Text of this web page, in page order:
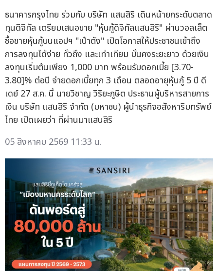
ธนาคารกรุงไทย ร่วมกับ บริษัท แสนสิริ เดินหน้ายกระดับตลาด
ทุนดิจิทัล เตรียมเสนอขาย "หุ้นกู้ดิจิทัลแสนสิริ" ผ่านวอลเล็ต
ซื้อขายหุ้นกู้บนแอปฯ "เป๋าตัง" เปิดโอกาสให้ประชาชนเข้าถึง
การลงทุนได้ง่าย ทั่วถึง และเท่าเทียม มั่นคงระยะยาว ด้วยเงิน
ลงทุนเริ่มต้นเพียง 1,000 บาท พร้อมรับดอกเบี้ย [3.70-
3.80]% ต่อปี จ่ายดอกเบี้ยทุก 3 เดือน ตลอดอายุหุ้นกู้ 5 ปี ดี
เดย์ 27 ส.ค. นี้ นายวิชาญ วิริยะภูษิต ประธานผู้บริหารสายการ
เงิน บริษัท แสนสิริ จำกัด (มหาชน) ผู้นำธุรกิจอสังหาริมทรัพย์
ไทย เปิดเผยว่า ที่ผ่านมาแสนสิริ
05 สิงหาคม 2569 11:33 น.